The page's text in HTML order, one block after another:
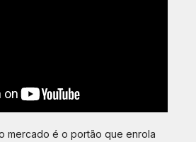
mercado é o portão que enrola